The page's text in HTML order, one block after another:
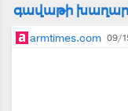
գավաթի
armtimes.com 09/